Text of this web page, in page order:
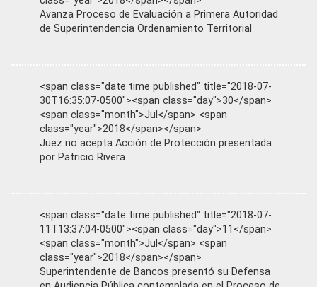
Avanza Proceso de Evaluación a Primera Autoridad
de Superintendencia Ordenamiento Territorial
<span class="date time published" title="2018-07-
30T16:35:07-0500"><span class="day">30</span>
<span class="month">Jul</span> <span
class="year">2018</span></span>
Juez no acepta Acción de Protección presentada
por Patricio Rivera
<span class="date time published" title="2018-07-
11T13:37:04-0500"><span class="day">11</span>
<span class="month">Jul</span> <span
class="year">2018</span></span>
Superintendente de Bancos presentó su Defensa